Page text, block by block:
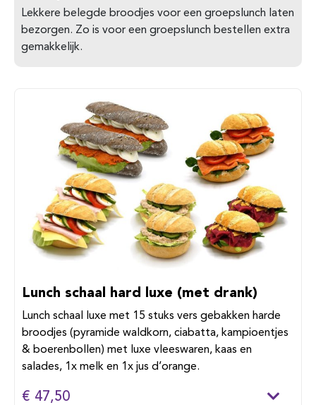
Lekkere belegde broodjes voor een groepslunch laten
bezorgen. Zo is voor een groepslunch bestellen extra
gemakkelijk.
Lunch schaal hard luxe (met drank)
Lunch schaal luxe met 15 stuks vers gebakken harde
broodjes (pyramide waldkorn, ciabatta, kampioentjes
& boerenbollen) met luxe vleeswaren, kaas en
salades, 1x melk en 1x jus d’orange.
€ 47,50